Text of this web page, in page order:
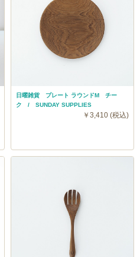
日曜雑貨 プレート ラウンドM チー
ク / SUNDAY SUPPLIES
￥3,410 (税込)